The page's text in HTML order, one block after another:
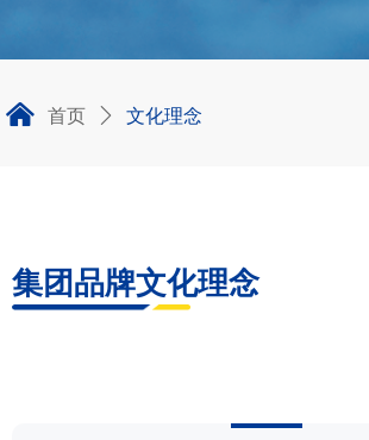
낀 首页 ꄲ 文化理念
集团品牌文化理念